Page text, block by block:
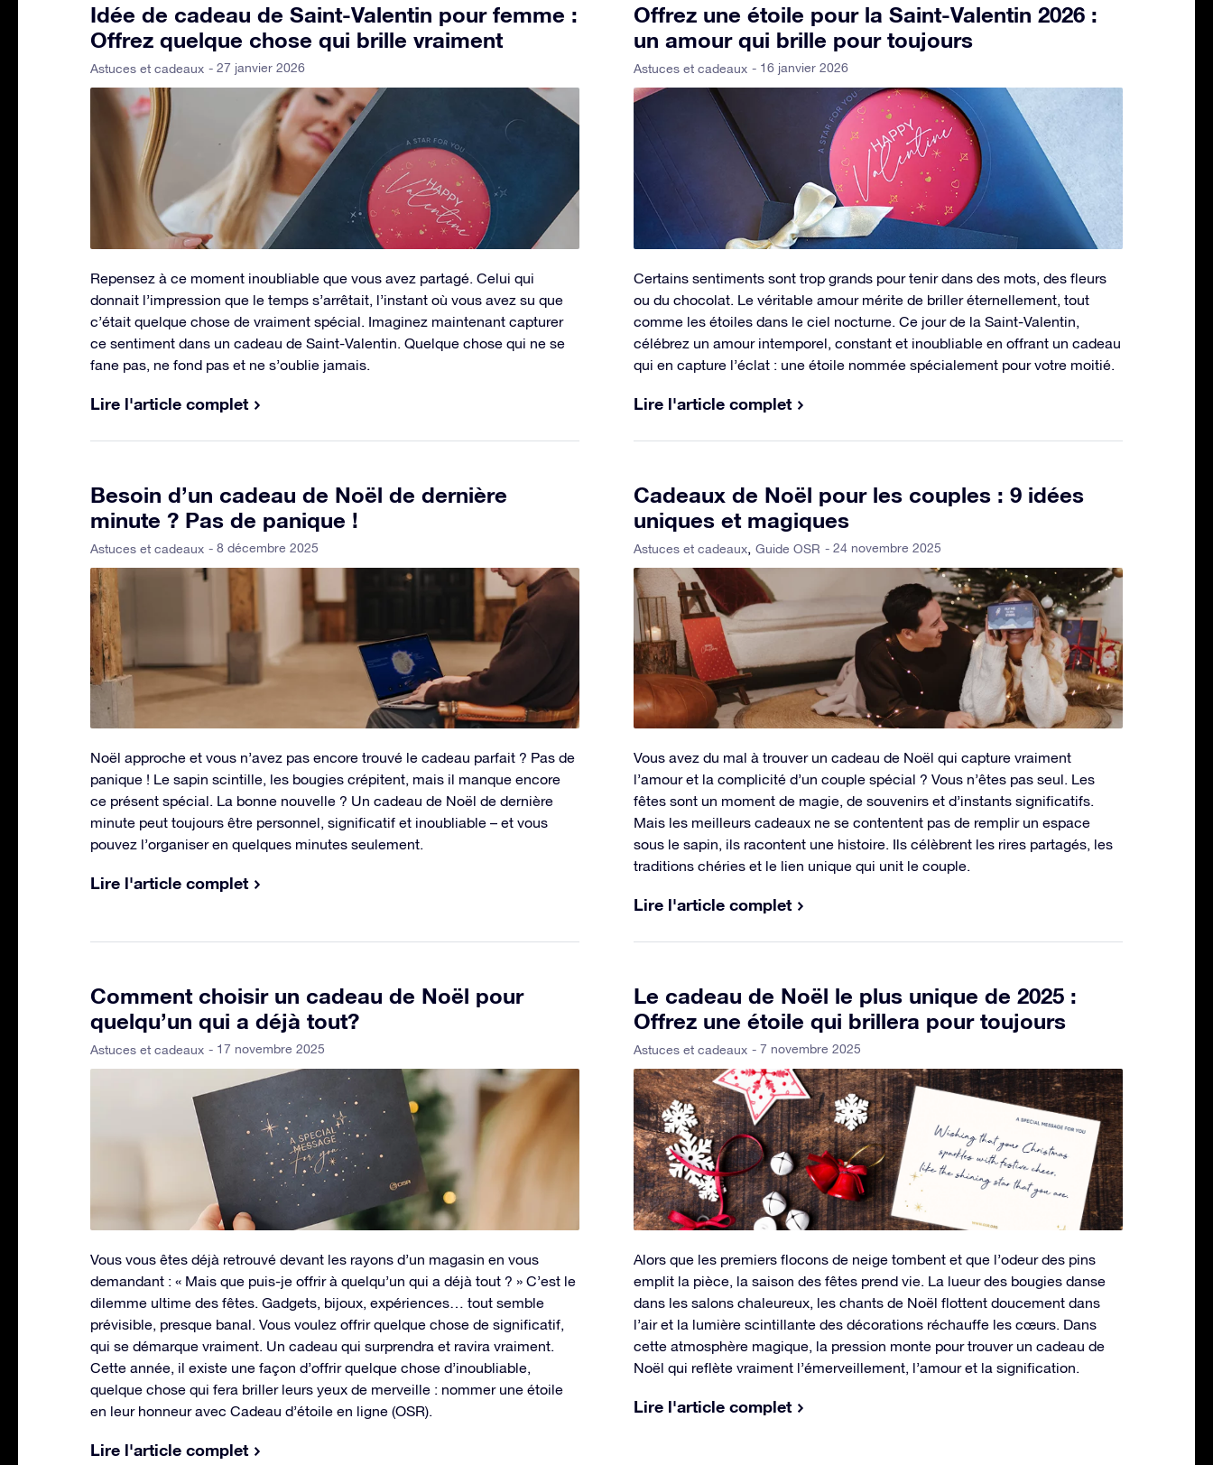
Idée de cadeau de Saint-Valentin pour femme :
Offrez quelque chose qui brille vraiment
Astuces et cadeaux - 27 janvier 2026
Repensez à ce moment inoubliable que vous avez partagé. Celui qui
donnait l’impression que le temps s’arrêtait, l’instant où vous avez su que
c’était quelque chose de vraiment spécial. Imaginez maintenant capturer
ce sentiment dans un cadeau de Saint-Valentin. Quelque chose qui ne se
fane pas, ne fond pas et ne s’oublie jamais.
Lire l'article complet
Offrez une étoile pour la Saint-Valentin 2026 :
un amour qui brille pour toujours
Astuces et cadeaux - 16 janvier 2026
Certains sentiments sont trop grands pour tenir dans des mots, des fleurs
ou du chocolat. Le véritable amour mérite de briller éternellement, tout
comme les étoiles dans le ciel nocturne. Ce jour de la Saint-Valentin,
célébrez un amour intemporel, constant et inoubliable en offrant un cadeau
qui en capture l’éclat : une étoile nommée spécialement pour votre moitié.
Lire l'article complet
Besoin d’un cadeau de Noël de dernière
minute ? Pas de panique !
Astuces et cadeaux - 8 décembre 2025
Noël approche et vous n’avez pas encore trouvé le cadeau parfait ? Pas de
panique ! Le sapin scintille, les bougies crépitent, mais il manque encore
ce présent spécial. La bonne nouvelle ? Un cadeau de Noël de dernière
minute peut toujours être personnel, significatif et inoubliable – et vous
pouvez l’organiser en quelques minutes seulement.
Lire l'article complet
Cadeaux de Noël pour les couples : 9 idées
uniques et magiques
Astuces et cadeaux Guide OSR - 24 novembre 2025
Vous avez du mal à trouver un cadeau de Noël qui capture vraiment
l’amour et la complicité d’un couple spécial ? Vous n’êtes pas seul. Les
fêtes sont un moment de magie, de souvenirs et d’instants significatifs.
Mais les meilleurs cadeaux ne se contentent pas de remplir un espace
sous le sapin, ils racontent une histoire. Ils célèbrent les rires partagés, les
traditions chéries et le lien unique qui unit le couple.
Lire l'article complet
Comment choisir un cadeau de Noël pour
quelqu’un qui a déjà tout?
Astuces et cadeaux - 17 novembre 2025
Vous vous êtes déjà retrouvé devant les rayons d’un magasin en vous
demandant : « Mais que puis-je offrir à quelqu’un qui a déjà tout ? » C’est le
dilemme ultime des fêtes. Gadgets, bijoux, expériences… tout semble
prévisible, presque banal. Vous voulez offrir quelque chose de significatif,
qui se démarque vraiment. Un cadeau qui surprendra et ravira vraiment.
Cette année, il existe une façon d’offrir quelque chose d’inoubliable,
quelque chose qui fera briller leurs yeux de merveille : nommer une étoile
en leur honneur avec Cadeau d’étoile en ligne (OSR).
Lire l'article complet
Le cadeau de Noël le plus unique de 2025 :
Offrez une étoile qui brillera pour toujours
Astuces et cadeaux - 7 novembre 2025
Alors que les premiers flocons de neige tombent et que l’odeur des pins
emplit la pièce, la saison des fêtes prend vie. La lueur des bougies danse
dans les salons chaleureux, les chants de Noël flottent doucement dans
l’air et la lumière scintillante des décorations réchauffe les cœurs. Dans
cette atmosphère magique, la pression monte pour trouver un cadeau de
Noël qui reflète vraiment l’émerveillement, l’amour et la signification.
Lire l'article complet